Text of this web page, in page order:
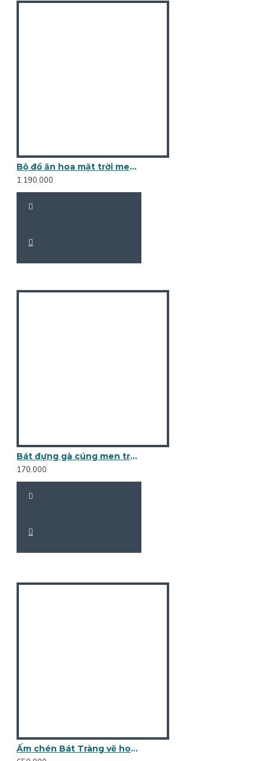
Bộ đồ ăn hoa mặt trời men rạn vẽ rồng phượng DA03A
1.190.000
Bát đựng gà cúng men trắng BG01A
170.000
Ấm chén Bát Tràng vẽ hoa mận trắng men vân đá xanh lá nhạt AC96